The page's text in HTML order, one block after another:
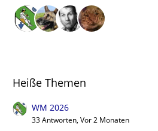
Heiße Themen
WM 2026
33 Antworten, Vor 2 Monaten